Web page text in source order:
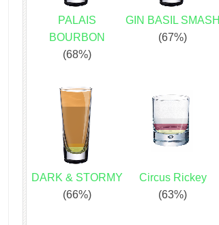
PALAIS
BOURBON
(68%)
GIN BASIL SMASH
(67%)
DARK & STORMY
(66%)
Circus Rickey
(63%)